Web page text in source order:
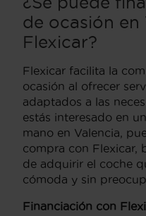
de ocasión en
Flexicar?
Flexicar facilita la
ocasión al ofrecer
adaptados a las
estás interesado en
mano en Valencia,
compra con Flexicar,
de adquirir el coche
cómoda y sin
Financiación con